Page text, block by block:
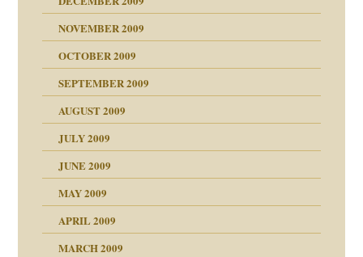
NOVEMBER 2009
OCTOBER 2009
SEPTEMBER 2009
AUGUST 2009
JULY 2009
JUNE 2009
MAY 2009
APRIL 2009
MARCH 2009